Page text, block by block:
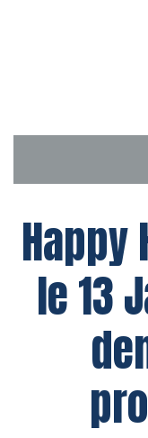
Happy
le 13